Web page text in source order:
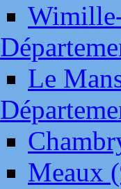
Le
Meaux